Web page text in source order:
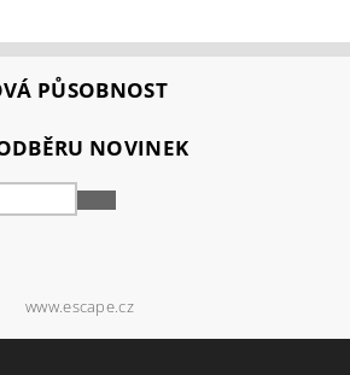
PŮSOBNOST
NOVINEK
PŘIHLÁSIT
www.escape.cz